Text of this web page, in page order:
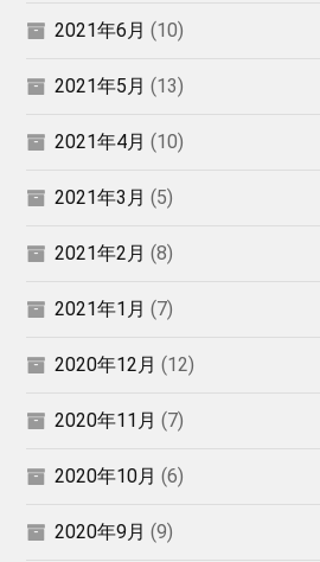
2021年6月 (10)
2021年5月 (13)
2021年4月 (10)
2021年3月 (5)
2021年2月 (8)
2021年1月 (7)
2020年12月 (12)
2020年11月 (7)
2020年10月 (6)
2020年9月 (9)